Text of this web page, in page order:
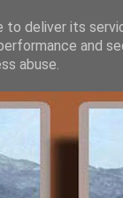
deliver its
and
abuse.